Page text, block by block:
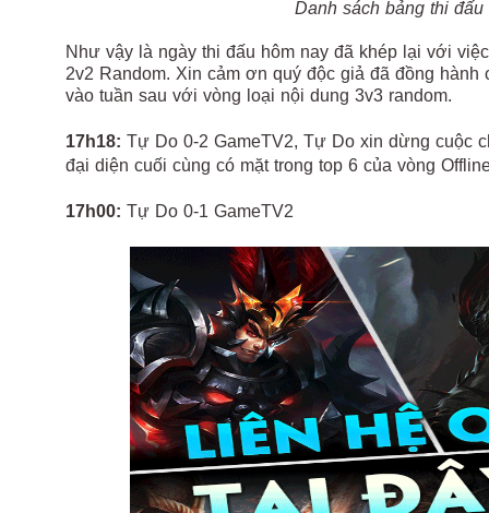
Danh sách bảng thi
Như vậy là ngày thi đấu hôm nay đã khép lại với
2v2 Random. Xin cảm ơn quý độc giả đã đồng
vào tuần sau với vòng loại nội dung 3v3 random.
17h18: Tự Do 0-2 GameTV2, Tự Do xin dừng cuộc
đại diện cuối cùng có mặt trong top 6 của vòng
17h00: Tự Do 0-1 GameTV2